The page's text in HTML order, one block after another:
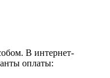
В интернет-
оплаты: